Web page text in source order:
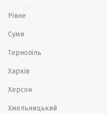
Рівне
Суми
Тернопіль
Харків
Херсон
Хмельницький